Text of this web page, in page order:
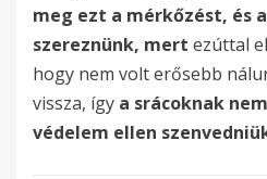
meg ezt a mérkőzést, és
szereznünk, mert ezúttal
hogy nem volt erősebb
vissza, így a srácoknak
védelem ellen